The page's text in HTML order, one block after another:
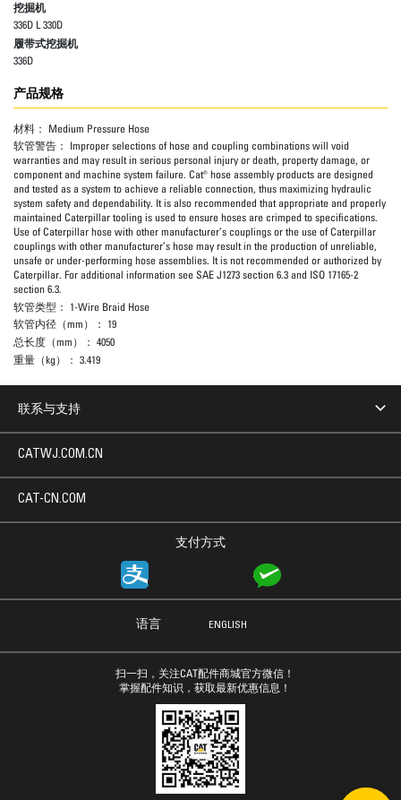
挖掘机
336D L 330D
履带式挖掘机
336D
产品规格
材料： Medium Pressure Hose
软管警告： Improper selections of hose and coupling combinations will void
warranties and may result in serious personal injury or death, property damage, or
component and machine system failure. Cat® hose assembly products are designed
and tested as a system to achieve a reliable connection, thus maximizing hydraulic
system safety and dependability. It is also recommended that appropriate and properly
maintained Caterpillar tooling is used to ensure hoses are crimped to specifications.
Use of Caterpillar hose with other manufacturer’s couplings or the use of Caterpillar
couplings with other manufacturer’s hose may result in the production of unreliable,
unsafe or under-performing hose assemblies. It is not recommended or authorized by
Caterpillar. For additional information see SAE J1273 section 6.3 and ISO 17165-2
section 6.3.
软管类型： 1-Wire Braid Hose
软管内径（mm）： 19
总长度（mm）： 4050
重量（kg）： 3.419
联系与支持
支付方式
CATWJ.COM.CN
CAT-CN.COM
语言 ENGLISH
扫一扫，关注CAT配件商城官方微信！
掌握配件知识，获取最新优惠信息！